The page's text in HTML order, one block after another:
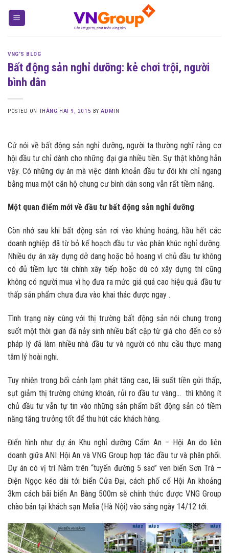
VNG'S BLOG
Bất động sản nghỉ dưỡng: kẻ chơi trội, người
bình dân
POSTED ON THÁNG HAI 9, 2015 BYADMIN
Cứ nói về bất động sản nghỉ dưỡng, người ta thường nghĩ rằng cơ
hội đầu tư chỉ dành cho những đại gia nhiều tiền. Sự thật không hẳn
vậy. Có những dự án mà việc dành khoản đầu tư đôi khi chỉ ngang
bằng mua một căn hộ chung cư bình dân song vẫn rất tiềm năng.
Một quan điểm mới về đầu tư bất động sản nghỉ dưỡng
Còn nhớ sau khi bất động sản rơi vào khủng hoảng, hầu hết các
doanh nghiệp đã từ bỏ kế hoạch đầu tư vào phân khúc nghỉ dưỡng.
Nhiều dự án xây dựng dở dang hoặc bỏ hoang vì chủ đầu tư không
có đủ tiềm lực tài chính xây tiếp hoặc dù có xây dựng thì cũng
không có người mua vì họ đưa ra mức giá quá cao hiệu quả đầu tư
thấp sản phẩm chưa đưa vào khai thác được ngay .
Tình trạng này cùng với thị trường bất động sản nói chung trong
suốt một thời gian đã nảy sinh nhiều bất cập từ giá cho đến cơ sở
pháp lý đã làm nhiều nhà đầu tư và người có nhu cầu thực mang
tâm lý hoài nghi.
Tuy nhiên trong bối cảnh lạm phát tăng cao, lãi suất tiền gửi thấp,
sụt giảm thị trường chứng khoán, rủi ro đầu tư vàng… thì không ít
chủ đầu tư vẫn tự tin vào những sản phẩm bất động sản có tiềm
năng tăng trưởng tốt để thu hút các khách hàng.
Điển hình như dự án Khu nghỉ dưỡng Cẩm An – Hội An do liên
doanh giữa ANI Hội An và VNG Group hợp tác đầu tư và phân phối.
Dự án có vị trí Nằm trên “tuyến đường 5 sao” ven biển Sơn Trà –
Điện Ngọc kéo dài tới biển Cửa Đại, cách phố cổ Hội An khoảng
3km cách bãi biển An Bàng 500m sẽ chính thức được VNG Group
chào bán tại khách sạn Melia (Hà Nội) vào sáng ngày 14/12 tới.